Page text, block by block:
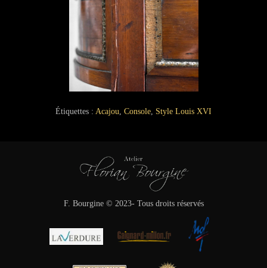
Étiquettes : Acajou Console Style Louis XVI
F. Bourgine © 2023- Tous droits réservés